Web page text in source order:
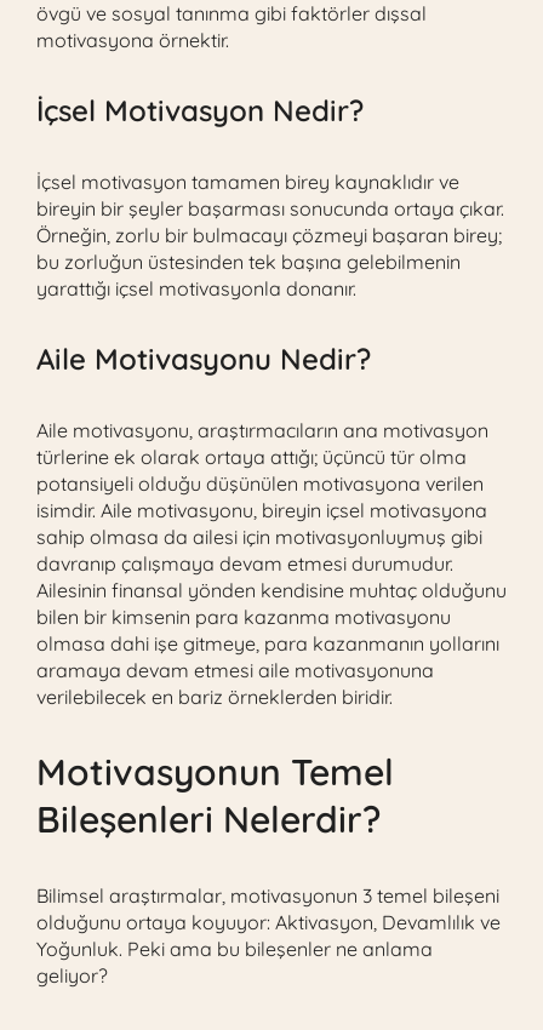
övgü ve sosyal tanınma gibi faktörler dışsal
motivasyona örnektir.
İçsel Motivasyon Nedir?
İçsel motivasyon tamamen birey kaynaklıdır ve
bireyin bir şeyler başarması sonucunda ortaya çıkar.
Örneğin, zorlu bir bulmacayı çözmeyi başaran birey;
bu zorluğun üstesinden tek başına gelebilmenin
yarattığı içsel motivasyonla donanır.
Aile Motivasyonu Nedir?
Aile motivasyonu, araştırmacıların ana motivasyon
türlerine ek olarak ortaya attığı; üçüncü tür olma
potansiyeli olduğu düşünülen motivasyona verilen
isimdir. Aile motivasyonu, bireyin içsel motivasyona
sahip olmasa da ailesi için motivasyonluymuş gibi
davranıp çalışmaya devam etmesi durumudur.
Ailesinin finansal yönden kendisine muhtaç olduğunu
bilen bir kimsenin para kazanma motivasyonu
olmasa dahi işe gitmeye, para kazanmanın yollarını
aramaya devam etmesi aile motivasyonuna
verilebilecek en bariz örneklerden biridir.
Motivasyonun Temel
Bileşenleri Nelerdir?
Bilimsel araştırmalar, motivasyonun 3 temel bileşeni
olduğunu ortaya koyuyor: Aktivasyon, Devamlılık ve
Yoğunluk. Peki ama bu bileşenler ne anlama
geliyor?